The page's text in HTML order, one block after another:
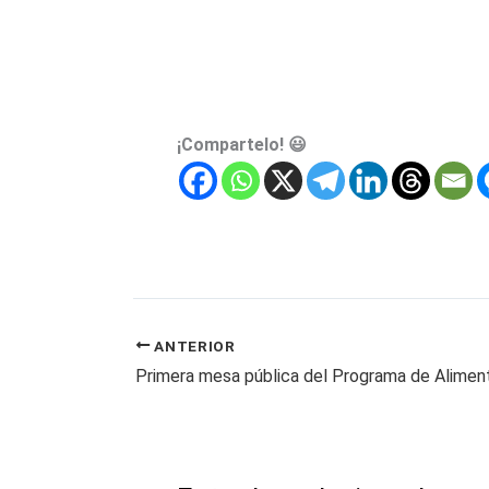
¡Compartelo! 😃
ANTERIOR